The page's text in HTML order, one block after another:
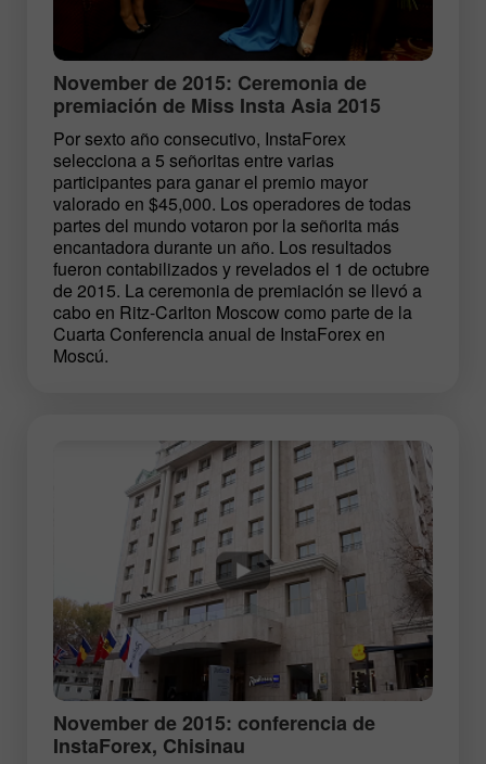
November de 2015: Ceremonia de
premiación de Miss Insta Asia 2015
Por sexto año consecutivo, InstaForex
selecciona a 5 señoritas entre varias
participantes para ganar el premio mayor
valorado en $45,000. Los operadores de todas
partes del mundo votaron por la señorita más
encantadora durante un año. Los resultados
fueron contabilizados y revelados el 1 de octubre
de 2015. La ceremonia de premiación se llevó a
cabo en Ritz-Carlton Moscow como parte de la
Cuarta Conferencia anual de InstaForex en
Moscú.
November de 2015: conferencia de
InstaForex, Chisinau